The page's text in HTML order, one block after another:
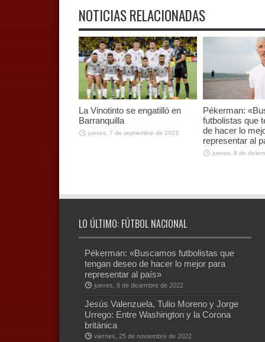
NOTICIAS RELACIONADAS
La Vinotinto se engatilló en
Barranquilla
jueves, 7 de septiembre de 2023
Pékerman:
futbolistas que
de hacer lo
representar al
jueves, 8 de
LO ÚLTIMO: FÚTBOL NACIONAL
Pékerman: «Buscamos futbolistas que
tengan deseo de hacer lo mejor para
representar al país»
jueves, 8 de diciembre de 2022
Jesús Valenzuela, Tulio Moreno y Jorge
Urrego: Entre Washington y la Corona
británica
viernes, 25 de noviembre de 2022